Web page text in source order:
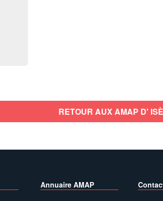
RETOUR AUX AMAP D'
Annuaire AMAP